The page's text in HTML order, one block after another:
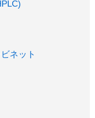
ネット